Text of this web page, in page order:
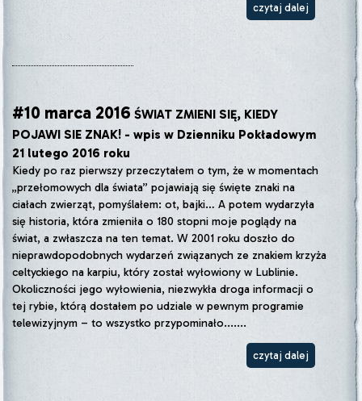
czytaj dalej
#10 marca 2016 ŚWIAT ZMIENI SIĘ, KIEDY
POJAWI SIE ZNAK! - wpis w Dzienniku Pokładowym
21 lutego 2016 roku
Kiedy po raz pierwszy przeczytałem o tym, że w momentach
„przełomowych dla świata” pojawiają się święte znaki na
ciałach zwierząt, pomyślałem: ot, bajki… A potem wydarzyła
się historia, która zmieniła o 180 stopni moje poglądy na
świat, a zwłaszcza na ten temat. W 2001 roku doszło do
nieprawdopodobnych wydarzeń związanych ze znakiem krzyża
celtyckiego na karpiu, który został wyłowiony w Lublinie.
Okoliczności jego wyłowienia, niezwykła droga informacji o
tej rybie, którą dostałem po udziale w pewnym programie
telewizyjnym – to wszystko przypominało.......
czytaj dalej